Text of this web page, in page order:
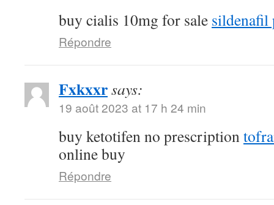
buy cialis 10mg for sale sildenafil
Répondre
Fxkxxrsays:
19 août 2023 at 17 h 24 min
buy ketotifen no prescription
online buy
Répondre